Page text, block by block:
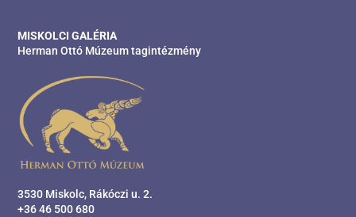
MISKOLCI GALÉRIA
Herman Ottó Múzeum tagintézmény
3530 Miskolc, Rákóczi u. 2.
+36 46 500 680